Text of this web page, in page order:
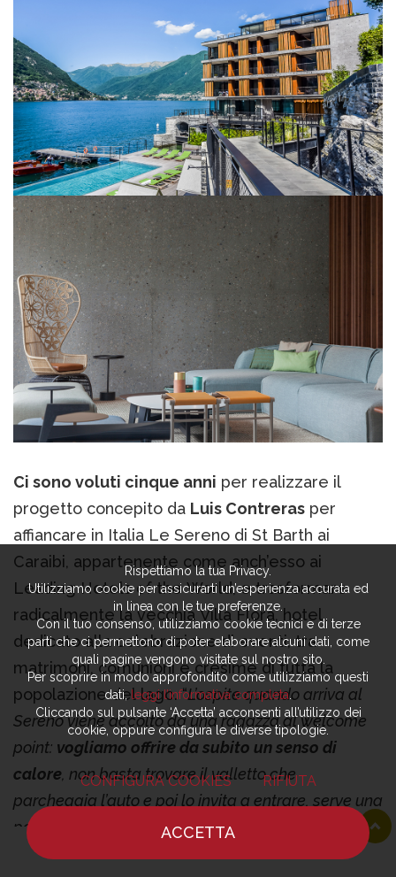
Ci sono voluti cinque anni per realizzare il
progetto concepito da Luis Contreras per
affiancare in Italia Le Sereno di St Barth ai
Caraibi, appartenente come anch’esso ai
Leading Hotels of the World, e trasformare
radicalmente la vecchia Villa Flora, hotel
dedicato alla celebrazione di eventi, tra
matrimoni, comunioni e cresime di tutta la
popolazione del lago. “L’ospite quando arriva al
Sereno viene accolto da una ragazza al welcome
point: vogliamo offrire da subito un senso di
calore , non basta trovare il valletto che
parcheggia l’auto e poi lo invita a entrare, serve una
persona che lo accompagni e spieghi l’albergo e
tutti i suoi servizi in modo discreto. Dopo aver
Rispettiamo la tua Privacy.
Utilizziamo cookie per assicurarti un’esperienza accurata ed
in linea con le tue preferenze.
Con il tuo consenso, utilizziamo cookie tecnici e di terze
parti che ci permettono di poter elaborare alcuni dati, come
quali pagine vengono visitate sul nostro sito.
Per scoprire in modo approfondito come utilizziamo questi
dati, leggi l’informativa completa.
Cliccando sul pulsante ‘Accetta’ acconsenti all’utilizzo dei
cookie, oppure configura le diverse tipologie.
CONFIGURA COOKIES RIFIUTA
ACCETTA